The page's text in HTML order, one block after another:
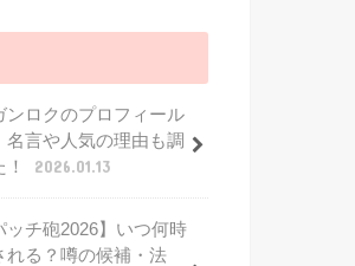
ンロクのプロフィール
名言や人気の理由も調
！
2026.01.13
ッチ砲2026】いつ何時
れる？噂の候補・法